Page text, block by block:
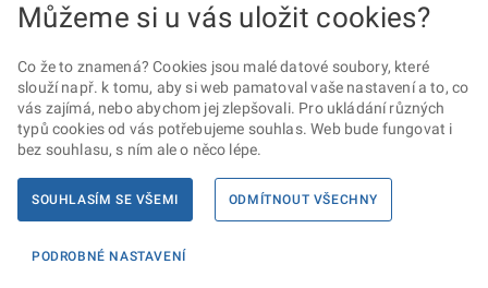
Můžeme si u vás uložit cookies?
Co že to znamená? Cookies jsou malé datové soubory, které
slouží např. k tomu, aby si web pamatoval vaše nastavení a to, co
vás zajímá, nebo abychom jej zlepšovali. Pro ukládání různých
typů cookies od vás potřebujeme souhlas. Web bude fungovat i
bez souhlasu, s ním ale o něco lépe.
SOUHLASÍM SE VŠEMI ODMÍTNOUT VŠECHNY
PODROBNÉ NASTAVENÍ